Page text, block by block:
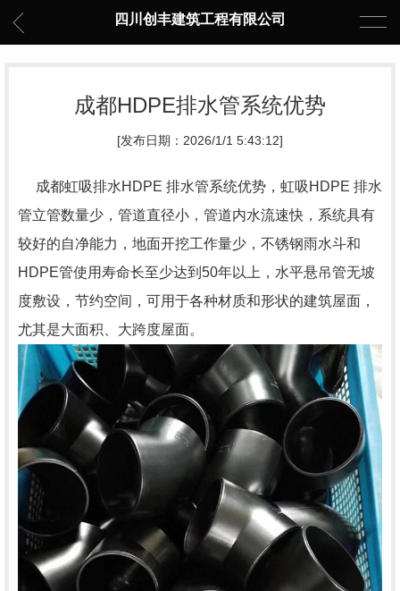
四川创丰建筑工程有限公司
成都HDPE排水管系统优势
[发布日期：2026/1/1 5:43:12]
成都虹吸排水HDPE 排水管系统优势，虹吸HDPE 排水
管立管数量少，管道直径小，管道内水流速快，系统具有
较好的自净能力，地面开挖工作量少，不锈钢雨水斗和
HDPE管使用寿命长至少达到50年以上，水平悬吊管无坡
度敷设，节约空间，可用于各种材质和形状的建筑屋面，
尤其是大面积、大跨度屋面。